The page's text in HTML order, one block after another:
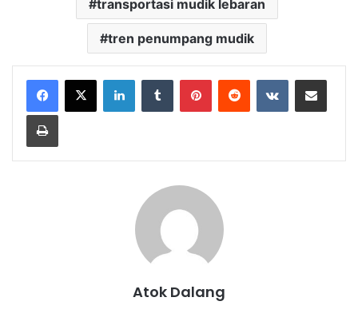
transportasi mudik lebaran
tren penumpang mudik
LinkedInTumblr PinterestReddit VKontakteShare via Email
Print
Atok Dalang